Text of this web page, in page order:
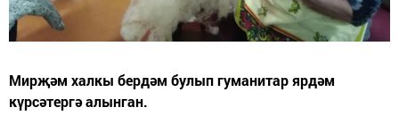
Мирҗәм халкы бердәм булып гуманитар ярдәм
күрсәтергә алынган.